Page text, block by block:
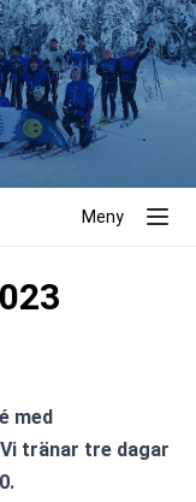
Meny
med
tränar tre dagar